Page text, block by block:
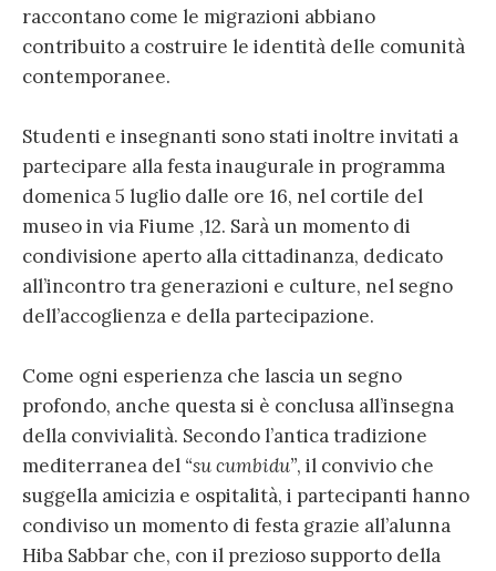
raccontano come le migrazioni abbiano
contribuito a costruire le identità delle comunità
contemporanee.
Studenti e insegnanti sono stati inoltre invitati a
partecipare alla festa inaugurale in programma
domenica 5 luglio dalle ore 16, nel cortile del
museo in via Fiume ,12. Sarà un momento di
condivisione aperto alla cittadinanza, dedicato
all’incontro tra generazioni e culture, nel segno
dell’accoglienza e della partecipazione.
Come ogni esperienza che lascia un segno
profondo, anche questa si è conclusa all’insegna
della convivialità. Secondo l’antica tradizione
mediterranea del “su cumbidu”, il convivio che
suggella amicizia e ospitalità, i partecipanti hanno
condiviso un momento di festa grazie all’alunna
Hiba Sabbar che, con il prezioso supporto della